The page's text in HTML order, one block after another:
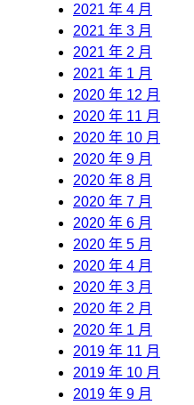
2021 年 4 月
2021 年 3 月
2021 年 2 月
2021 年 1 月
2020 年 12 月
2020 年 11 月
2020 年 10 月
2020 年 9 月
2020 年 8 月
2020 年 7 月
2020 年 6 月
2020 年 5 月
2020 年 4 月
2020 年 3 月
2020 年 2 月
2020 年 1 月
2019 年 11 月
2019 年 10 月
2019 年 9 月